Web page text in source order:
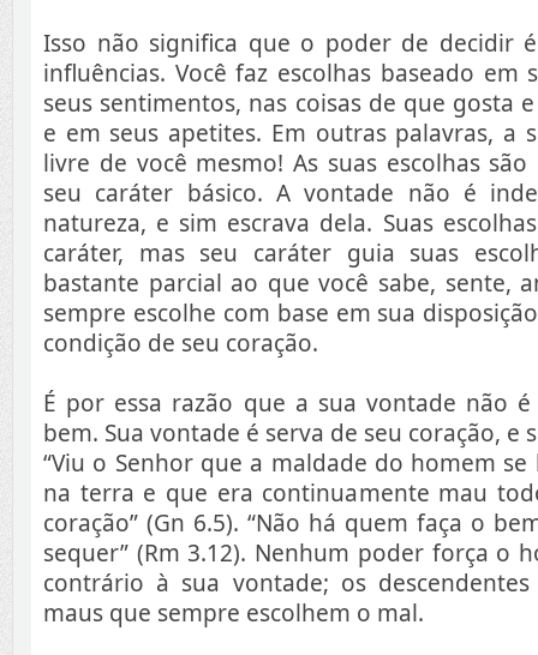
Isso não significa que o poder de decidir
influências. Você faz escolhas baseado em
seus sentimentos, nas coisas de que gosta
e em seus apetites. Em outras palavras, a
livre de você mesmo! As suas escolhas
seu caráter básico. A vontade não é
natureza, e sim escrava dela. Suas
caráter, mas seu caráter guia suas
bastante parcial ao que você sabe, sente,
sempre escolhe com base em sua
condição de seu coração.
É por essa razão que a sua vontade não
bem. Sua vontade é serva de seu coração, e
“Viu o Senhor que a maldade do homem
na terra e que era continuamente mau
coração” (Gn 6.5). “Não há quem faça o
sequer” (Rm 3.12). Nenhum poder força o
contrário à sua vontade; os
maus que sempre escolhem o mal.